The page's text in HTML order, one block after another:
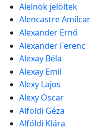
Alelnök jelöltek
Alencastre Amílcar
Alexander Ernő
Alexander Ferenc
Alexay Béla
Alexay Emil
Alexy Lajos
Alexy Oscar
Alföldi Géza
Alföldi Klára